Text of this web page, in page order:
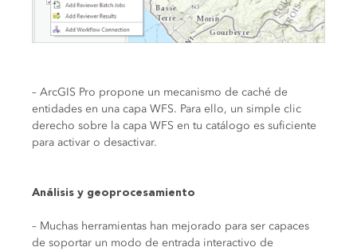
– ArcGIS Pro propone un mecanismo de caché de
entidades en una capa WFS. Para ello, un simple clic
derecho sobre la capa WFS en tu catálogo es suficiente
para activar o desactivar.
Análisis y geoprocesamiento
– Muchas herramientas han mejorado para ser capaces
de soportar un modo de entrada interactivo de